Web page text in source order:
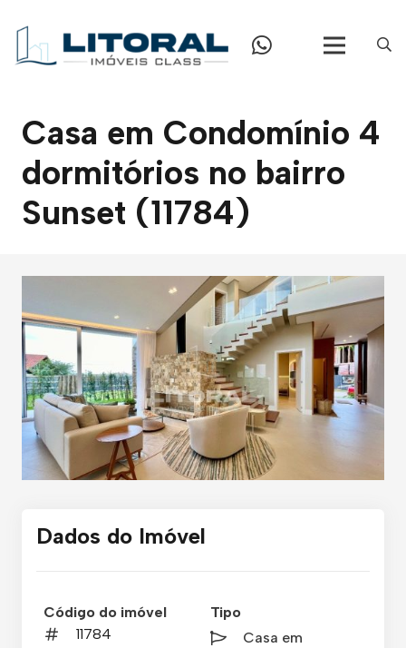
Casa em Condomínio 4
dormitórios no bairro
Sunset (11784)
Dados do Imóvel
Código do imóvel
11784
Tipo
Casa em